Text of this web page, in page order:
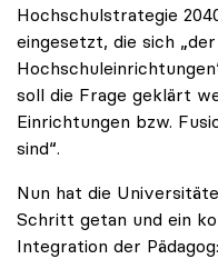
Hochschulstrategie
eingesetzt, die sich
soll die Frage geklärt
Einrichtungen bzw.
sind“.
Nun hat die
Schritt getan und ein
Integration der